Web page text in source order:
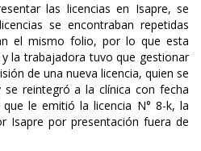
las licencias en Isapre, se
se encontraban repetidas
el mismo folio, por lo que esta
la trabajadora tuvo que gestionar
de una nueva licencia, quien se
se reintegró a la clínica con fecha
le emitió la licencia N° 8-k, la
Isapre por presentación fuera de